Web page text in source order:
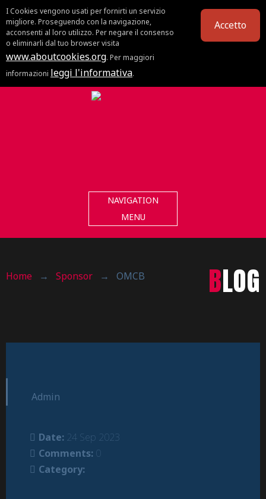
I Cookies vengono usati per fornirti un servizio
migliore. Proseguendo con la navigazione,
acconsenti al loro utilizzo. Per negare il consenso
o eliminarli dal tuo browser visita
www.aboutcookies.org. Per maggiori
informazioni leggi l'informativa.
Accetto
NAVIGATION
MENU
Home → Sponsor → OMCB BLOG
Admin
Date: 24 Sep 2023
Comments: 0
Category: